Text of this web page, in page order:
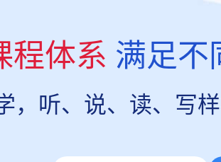
程体系 满足不
，听、说、读、写